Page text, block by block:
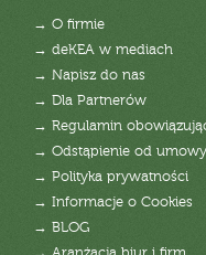
→ O firmie
→ deKEA w mediach
→ Napisz do nas
→ Dla Partnerów
→ Regulamin
→ Odstąpienie od umowy
→ Polityka prywatności
→ Informacje o Cookies
→ BLOG